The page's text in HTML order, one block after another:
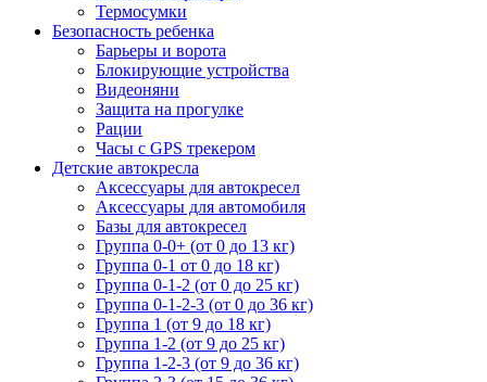
Термосумки
Безопасность ребенка
Барьеры и ворота
Блокирующие устройства
Видеоняни
Защита на прогулке
Рации
Часы с GPS трекером
Детские автокресла
Аксессуары для автокресел
Аксессуары для автомобиля
Базы для автокресел
Группа 0-0+ (от 0 до 13 кг)
Группа 0-1 от 0 до 18 кг)
Группа 0-1-2 (от 0 до 25 кг)
Группа 0-1-2-3 (от 0 до 36 кг)
Группа 1 (от 9 до 18 кг)
Группа 1-2 (от 9 до 25 кг)
Группа 1-2-3 (от 9 до 36 кг)